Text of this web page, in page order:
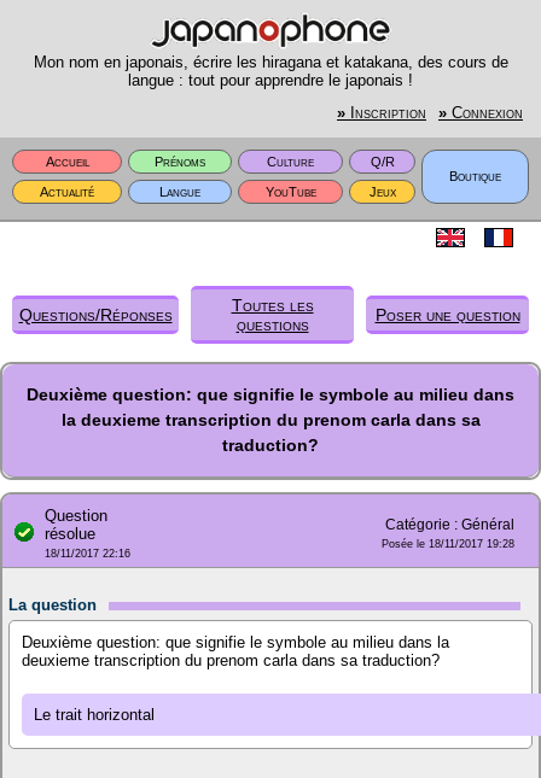
Mon nom en japonais, écrire les hiragana et katakana, des cours de
langue : tout pour apprendre le japonais !
» Inscription » Connexion
Accueil Prénoms Culture
Q/R
Boutique
Actualité
Langue YouTube Jeux
Questions/Réponses
Toutes les
questions
Poser une question
Deuxième question: que signifie le symbole au milieu dans
la deuxieme transcription du prenom carla dans sa
traduction?
Question
résolue
18/11/2017 22:16
Catégorie : Général
Posée le 18/11/2017 19:28
La question
Deuxième question: que signifie le symbole au milieu dans la
deuxieme transcription du prenom carla dans sa traduction?
Le trait horizontal